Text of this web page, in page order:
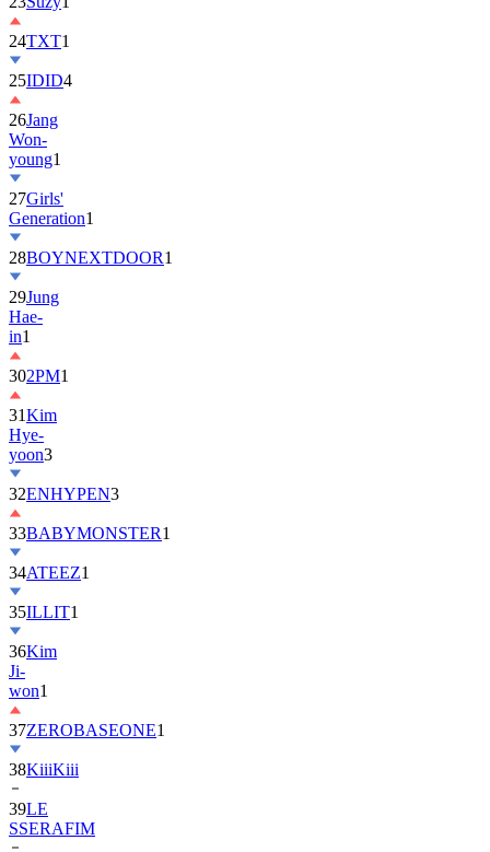
24TXT1
25IDID4
26Jang
Won-
young1
27Girls'
Generation1
28BOYNEXTDOOR1
29Jung
Hae-
in1
302PM1
31Kim
Hye-
yoon3
32ENHYPEN3
33BABYMONSTER1
34ATEEZ1
35ILLIT1
36Kim
Ji-
won1
37ZEROBASEONE1
38KiiiKiii
39LE
SSERAFIM